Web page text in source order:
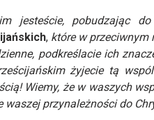
jesteście, pobudzając
, które w przeciwnym
podkreślacie ich
żyjecie tą
Wiemy, że w waszych
waszej przynależności do